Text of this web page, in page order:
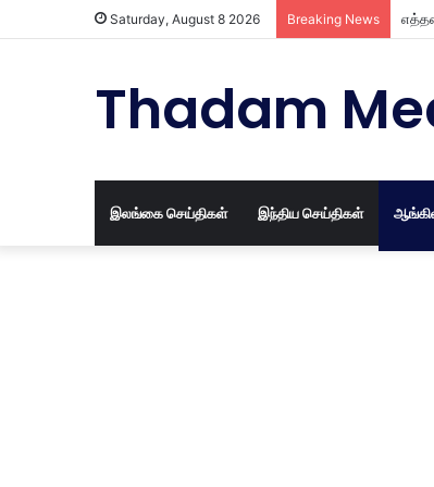
Saturday, August 8 2026 Breaking News
Thadam
இலங்கை செய்திகள் இந்திய செய்திகள்